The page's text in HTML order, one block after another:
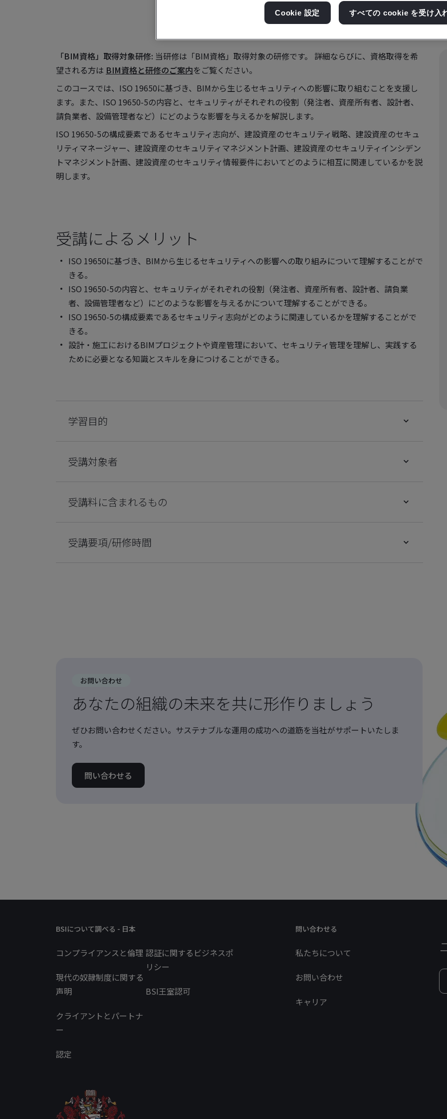
「BIM資格」取得対象研修: 当研修は「BIM資格」取得対象の研修です。 詳細ならびに、資格取得を希
望される方は BIM資格と研修のご案内をご覧ください。
このコースでは、ISO 19650に基づき、BIMから生じるセキュリティへの影響に取り組むことを支援し
ます。また、ISO 19650-5の内容と、セキュリティがそれぞれの役割（発注者、資産所有者、設計者、
請負業者、設備管理者など）にどのような影響を与えるかを解説します。
ISO 19650-5の構成要素であるセキュリティ志向が、建設資産のセキュリティ戦略、建設資産のセキュ
リティマネージャー、建設資産のセキュリティマネジメント計画、建設資産のセキュリティインシデン
トマネジメント計画、建設資産のセキュリティ情報要件においてどのように相互に関連しているかを説
明します。
受講によるメリット
ISO 19650に基づき、BIMから生じるセキュリティへの影響への取り組みについて理解することがで
きる。
ISO 19650-5の内容と、セキュリティがそれぞれの役割（発注者、資産所有者、設計者、請負業
者、設備管理者など）にどのような影響を与えるかについて理解することができる。
ISO 19650-5の構成要素であるセキュリティ志向がどのように関連しているかを理解することがで
きる。
設計・施工におけるBIMプロジェクトや資産管理において、セキュリティ管理を理解し、実践する
ために必要となる知識とスキルを身につけることができる。
学習目的
受講対象者
受講料に含まれるもの
受講要項/研修時間
お問い合わせ
あなたの組織の未来を共に形作りましょう
ぜひお問い合わせください。サステナブルな運用の成功への道筋を当社がサポートいたしま
す。
問い合わせる
BSIについて調べる - 日本
コンプライアンスと倫理
現代の奴隷制度に関する
声明
クライアントとパートナ
ー
認定
認証に関するビジネスポ
リシー
BSI王室認可
問い合わせる
私たちについて
お問い合わせ
キャリア
Cookie 設定 すべての cookie を受け入